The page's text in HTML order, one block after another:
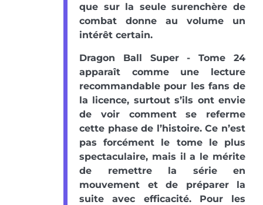
que sur la seule surenchère de
combat donne au volume un
intérêt certain.
Dragon Ball Super - Tome 24
apparaît comme une lecture
recommandable pour les fans de
la licence, surtout s’ils ont envie
de voir comment se referme
cette phase de l’histoire. Ce n’est
pas forcément le tome le plus
spectaculaire, mais il a le mérite
de remettre la série en
mouvement et de préparer la
suite avec efficacité. Pour les